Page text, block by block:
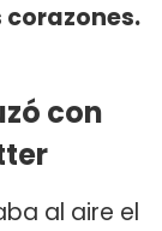
con
al aire el